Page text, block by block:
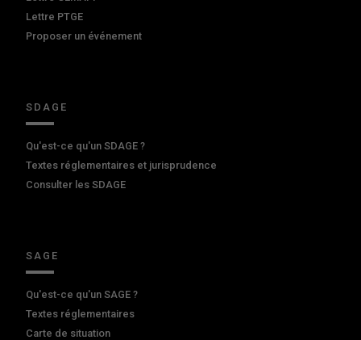
Lettre PTGE
Proposer un événement
SDAGE
Qu'est-ce qu'un SDAGE ?
Textes réglementaires et jurisprudence
Consulter les SDAGE
SAGE
Qu'est-ce qu'un SAGE ?
Textes réglementaires
Carte de situation